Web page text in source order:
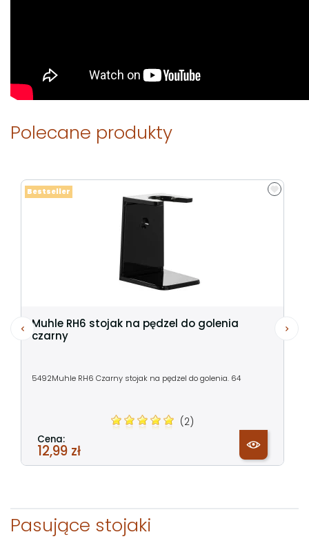
Polecane produkty
Muhle RH6 stojak na pędzel do golenia
czarny
5492Muhle RH6 Czarny stojak na pędzel do golenia. 64
(2)
Cena:
12,99 zł
Bestseller
Pasujące stojaki